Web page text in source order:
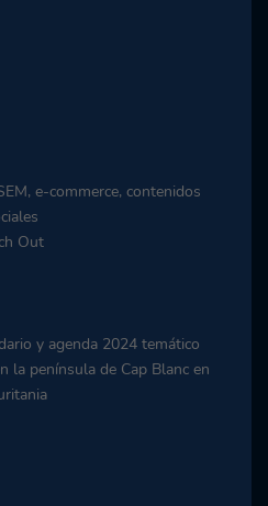
e-commerce, contenidos
Out
y agenda 2024 temático
la península de Cap Blanc en